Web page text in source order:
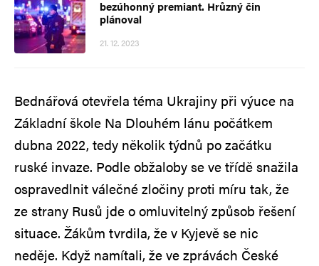
bezúhonný premiant. Hrůzný čin
plánoval
21. 12. 2023
Bednářová otevřela téma Ukrajiny při výuce na
Základní škole Na Dlouhém lánu počátkem
dubna 2022, tedy několik týdnů po začátku
ruské invaze. Podle obžaloby se ve třídě snažila
ospravedlnit válečné zločiny proti míru tak, že
ze strany Rusů jde o omluvitelný způsob řešení
situace. Žákům tvrdila, že v Kyjevě se nic
neděje. Když namítali, že ve zprávách České